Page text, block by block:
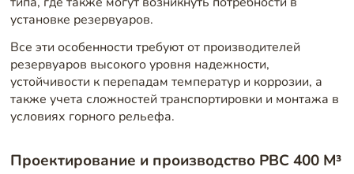
установке резервуаров.
Все эти особенности требуют от производителей
резервуаров высокого уровня надежности,
устойчивости к перепадам температур и коррозии, а
также учета сложностей транспортировки и монтажа в
условиях горного рельефа.
Проектирование и производство РВС 400 М³